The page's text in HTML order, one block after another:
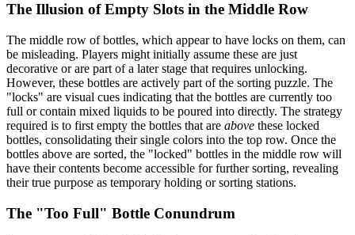
The Illusion of Empty Slots in the Middle Row
The middle row of bottles, which appear to have locks on them, can
be misleading. Players might initially assume these are just
decorative or are part of a later stage that requires unlocking.
However, these bottles are actively part of the sorting puzzle. The
"locks" are visual cues indicating that the bottles are currently too
full or contain mixed liquids to be poured into directly. The strategy
required is to first empty the bottles that are above these locked
bottles, consolidating their single colors into the top row. Once the
bottles above are sorted, the "locked" bottles in the middle row will
have their contents become accessible for further sorting, revealing
their true purpose as temporary holding or sorting stations.
The "Too Full" Bottle Conundrum